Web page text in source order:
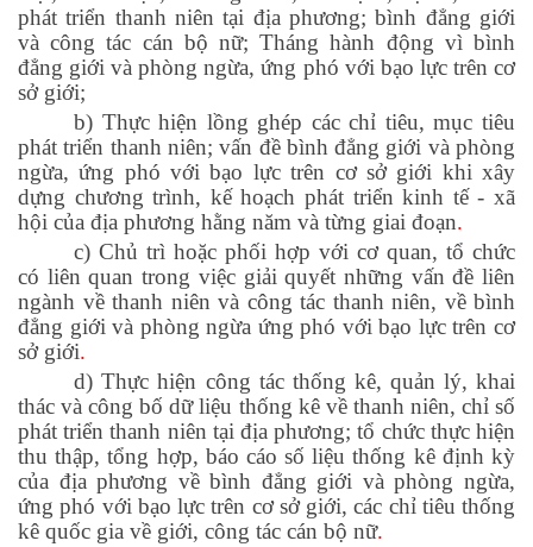
phát triển thanh niên tại địa phương; bình đẳng giới
và công tác cán bộ nữ; Tháng hành động vì bình
đẳng giới và phòng ngừa, ứng phó với bạo lực trên cơ
sở giới;
b) Thực hiện lồng ghép các chỉ tiêu, mục tiêu
phát triển thanh niên; vấn đề bình đẳng giới và phòng
ngừa, ứng phó với bạo lực trên cơ sở giới khi xây
dựng chương trình, kế hoạch phát triển kinh tế - xã
hội của địa phương hằng năm và từng giai đoạn.
c) Chủ trì hoặc phối hợp với cơ quan, tổ chức
có liên quan trong việc giải quyết những vấn đề liên
ngành về thanh niên và công tác thanh niên, về bình
đẳng giới và phòng ngừa ứng phó với bạo lực trên cơ
sở giới.
d) Thực hiện công tác thống kê, quản lý, khai
thác và công bố dữ liệu thống kê về thanh niên, chỉ số
phát triển thanh niên tại địa phương; tổ chức thực hiện
thu thập, tổng hợp, báo cáo số liệu thống kê định kỳ
của địa phương về bình đẳng giới và phòng ngừa,
ứng phó với bạo lực trên cơ sở giới, các chỉ tiêu thống
kê quốc gia về giới, công tác cán bộ nữ.